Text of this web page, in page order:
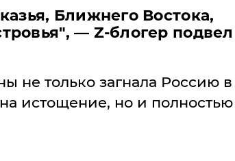
Ближнего Востока,
— Z-блогер подвел
не только загнала Россию в
истощение, но и полностью